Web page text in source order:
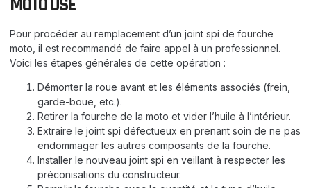
Pour procéder au remplacement d’un joint spi de fourche
moto, il est recommandé de faire appel à un professionnel.
Voici les étapes générales de cette opération :
Démonter la roue avant et les éléments associés (frein,
garde-boue, etc.).
Retirer la fourche de la moto et vider l’huile à l’intérieur.
Extraire le joint spi défectueux en prenant soin de ne pas
endommager les autres composants de la fourche.
Installer le nouveau joint spi en veillant à respecter les
préconisations du constructeur.